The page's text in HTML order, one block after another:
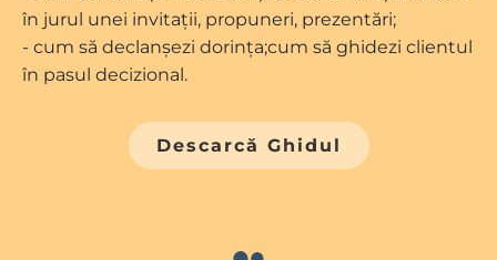
în jurul unei invitații, propuneri, prezentări;
- cum să declanșezi dorința;cum să ghidezi clientul
în pasul decizional.
Descarcă Ghidul